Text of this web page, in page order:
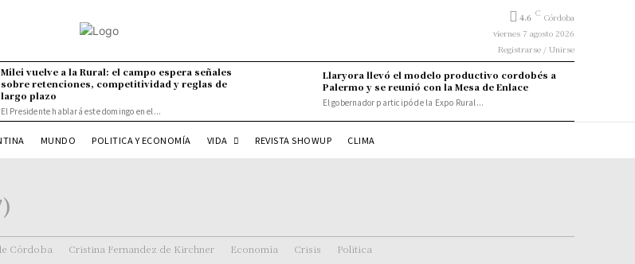
4.6 C Córdoba
viernes 7 agosto 2026
Registrarse / Unirse
Milei vuelve a la Rural: el campo espera señales
sobre retenciones, competitividad y reglas de
largo plazo
El Presidente hablará este domingo en el...
Llaryora llevó el modelo productivo cordobés a
Palermo y se reunió con la Mesa de Enlace
El gobernador participó de la Expo Rural...
MUNDO POLITICA Y ECONOMÍA VIDA REVISTA SHOWUP CLIMA
Córdoba Cristina Fernandez de Kirchner Economía Crisis Politica